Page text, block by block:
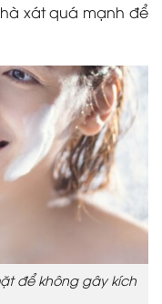
xát quá mạnh để
để không gây kích